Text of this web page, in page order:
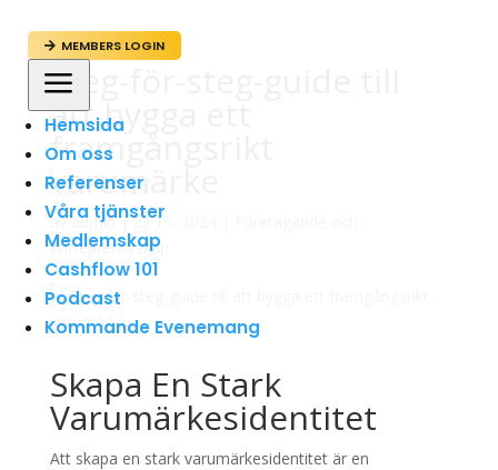
 MEMBERS LOGIN
a
Hemsida
Om oss
Referenser
Våra tjänster
Medlemskap
Cashflow 101
Podcast
Kommande Evenemang
Steg-för-steg-guide till
att bygga ett
framgångsrikt
varumärke
avadmin|jul 15, 2024
Entreprenörskap
Skapa En Stark
Varumärkesidentitet
Att skapa en stark varumärkesidentitet är en